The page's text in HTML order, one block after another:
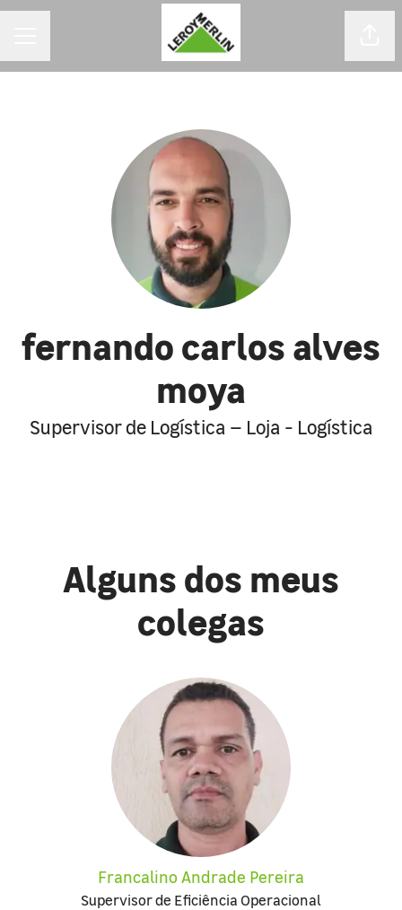
fernando carlos alves
moya
Supervisor de Logística – Loja - Logística
Alguns dos meus
colegas
Francalino Andrade Pereira
Supervisor de Eficiência Operacional